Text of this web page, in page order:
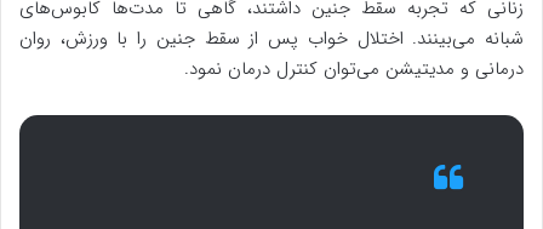
زنانی که تجربه سقط جنین داشتند، گاهی تا مدت‌ها کابوس‌های
شبانه می‌بینند. اختلال خواب پس از سقط جنین را با ورزش، روان
درمانی و مدیتیشن می‌توان کنترل درمان نمود.